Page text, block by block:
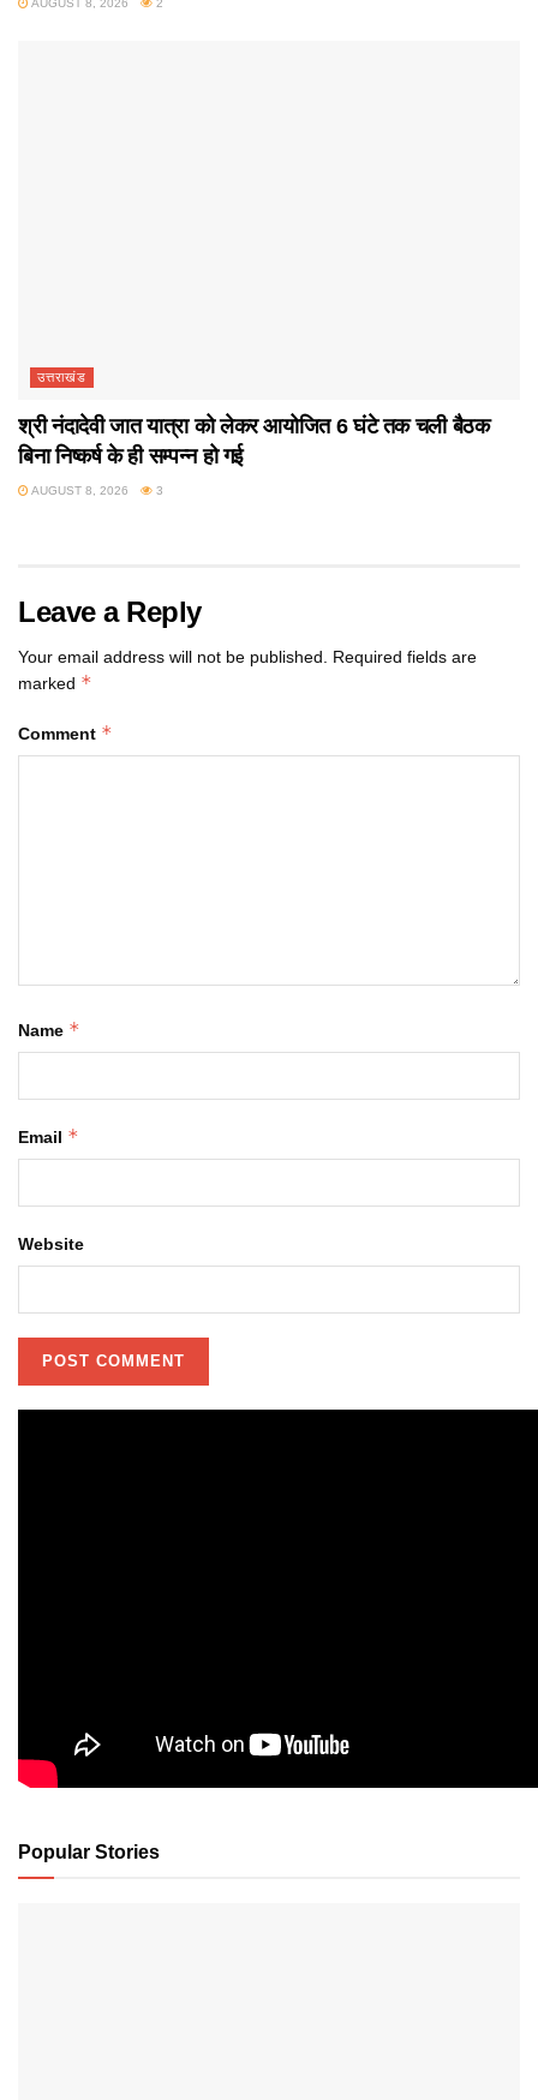
AUGUST 8, 2026 2
उत्तराखंड
श्री नंदादेवी जात यात्रा को लेकर आयोजित 6 घंटे तक चली बैठक
बिना निष्कर्ष के ही सम्पन्न हो गई
AUGUST 8, 2026 3
Leave a Reply
Your email address will not be published. Required fields are
marked *
Comment *
Name *
Email *
Website
Popular Stories